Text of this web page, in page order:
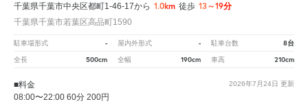
千葉県千葉市中央区都町1-46-17から 1.0km 徒歩 13～19分
千葉県千葉市若葉区高品町1590
駐車場形式 - 屋内外形式 - 駐車台数 8台
全長 500cm 全幅 190cm 車高 210cm
2026年7月24日 更新
■料金
08:00〜22:00 60分 200円